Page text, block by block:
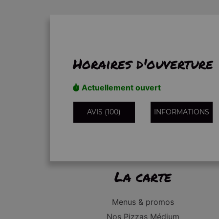
Horaires d'ouverture
Actuellement ouvert
AVIS (100) INFORMATIONS
La carte
Menus & promos
Nos Pizzas Médium